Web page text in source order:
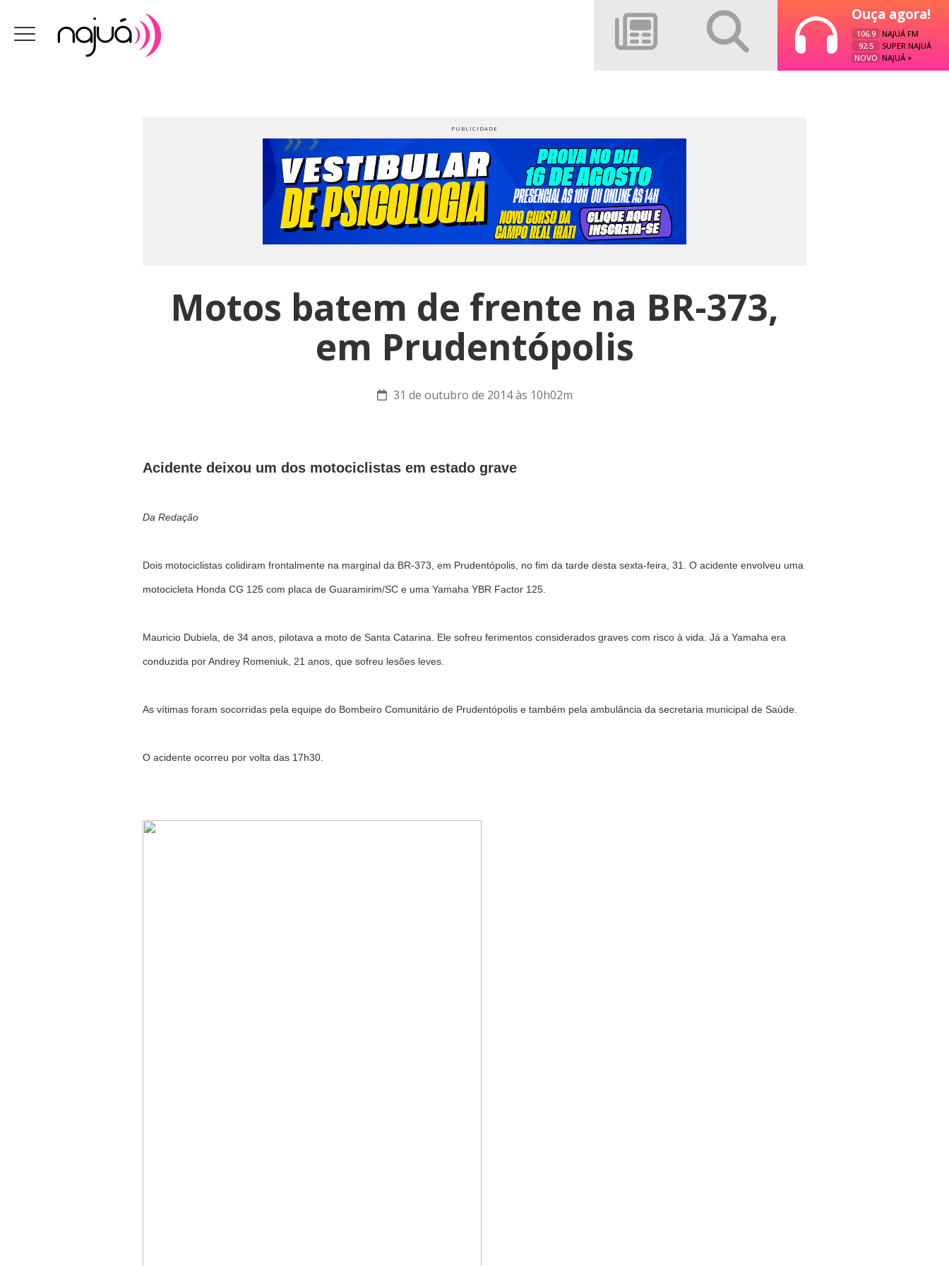
Ouça agora!
106.9
NAJUÁ FM
92.5
SUPER NAJUÁ
NOVO NAJUÁ +
Motos batem de frente na BR-373,
em Prudentópolis
31 de outubro de 2014 às 10h02m
Acidente deixou um dos motociclistas em estado grave
Da Redação
Dois motociclistas colidiram frontalmente na marginal da BR-373, em Prudentópolis, no fim da tarde desta sexta-feira, 31. O acidente envolveu uma
motocicleta Honda CG 125 com placa de Guaramirim/SC e uma Yamaha YBR Factor 125.
Mauricio Dubiela, de 34 anos, pilotava a moto de Santa Catarina. Ele sofreu ferimentos considerados graves com risco à vida. Já a Yamaha era
conduzida por Andrey Romeniuk, 21 anos, que sofreu lesões leves.
As vítimas foram socorridas pela equipe do Bombeiro Comunitário de Prudentópolis e também pela ambulância da secretaria municipal de Saúde.
O acidente ocorreu por volta das 17h30.